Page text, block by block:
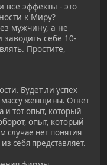
все эффекты - это
к Миру?
мужчину, а не
заводить себе 10-
Простите,
Будет ли успех
женщины. Ответ
и тот опыт, который
опыт, который
случае нет понятия
себя представляет.